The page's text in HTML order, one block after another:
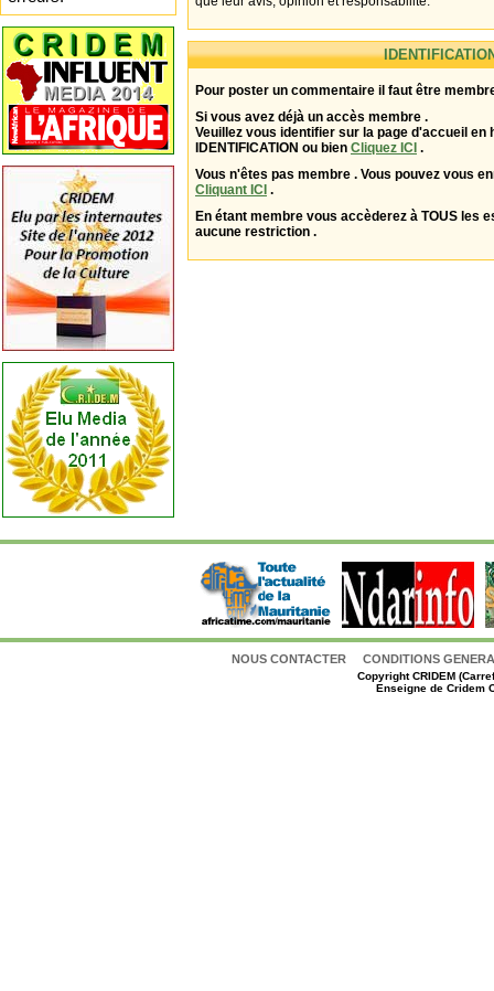
Pour poster un commentaire il faut être
Si vous avez déjà un accès membre .
Veuillez vous identifier sur la page d'accueil en
IDENTIFICATION ou bien Cliquez ICI .
Vous n'êtes pas membre . Vous pouvez vous
Cliquant ICI .
En étant membre vous accèderez à TOUS les
aucune restriction .
NOUS CONTACTER CONDITIONS
CopyrightCRIDEM
Enseigne de Cridem